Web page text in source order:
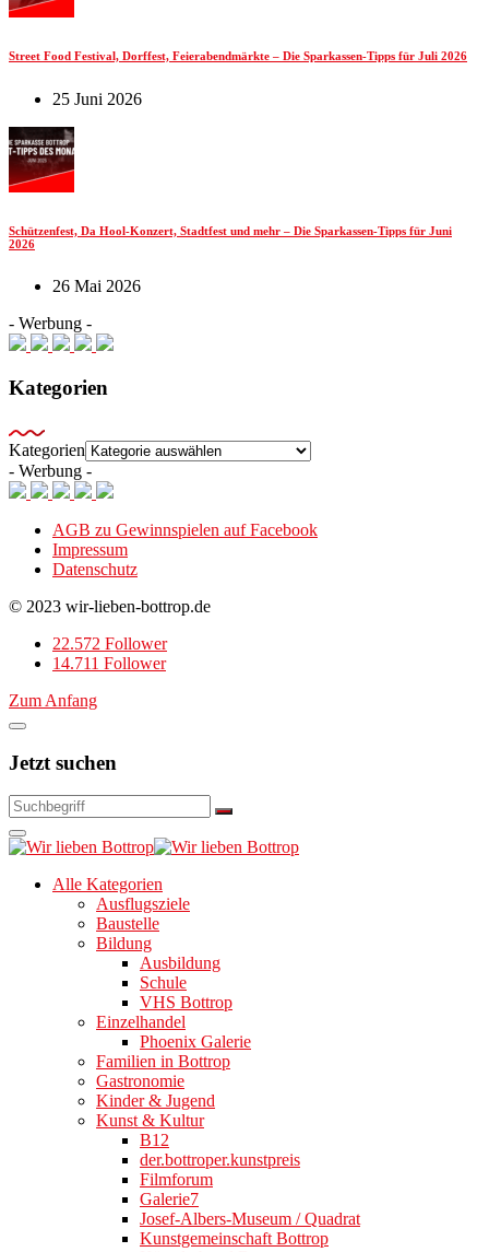
Street Food Festival, Dorffest, Feierabendmärkte – Die Sparkassen-Tipps für Juli 2026
25 Juni 2026
Schützenfest, Da Hool-Konzert, Stadtfest und mehr – Die Sparkassen-Tipps für Juni
2026
26 Mai 2026
- Werbung -
Kategorien
Kategorien
- Werbung -
AGB zu Gewinnspielen auf Facebook
Impressum
Datenschutz
© 2023 wir-lieben-bottrop.de
22.572 Follower
14.711 Follower
Zum Anfang
Jetzt suchen
Alle Kategorien
Ausflugsziele
Baustelle
Bildung
Ausbildung
Schule
VHS Bottrop
Einzelhandel
Phoenix Galerie
Familien in Bottrop
Gastronomie
Kinder & Jugend
Kunst & Kultur
B12
der.bottroper.kunstpreis
Filmforum
Galerie7
Josef-Albers-Museum / Quadrat
Kunstgemeinschaft Bottrop